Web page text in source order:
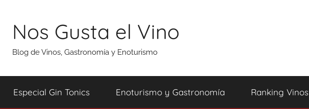
contenido
Nos Gusta el Vino
Blog de Vinos, Gastronomía y Enoturismo
Especial Gin Tonics Enoturismo y Gastronomía Ranking Vinos